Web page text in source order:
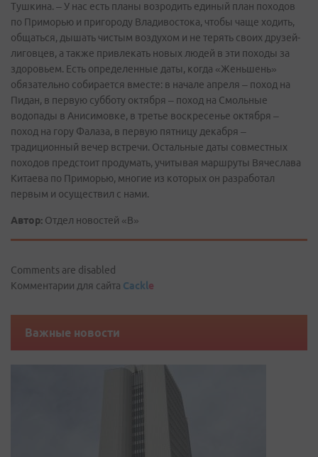
Тушкина. – У нас есть планы возродить единый план походов
по Приморью и пригороду Владивостока, чтобы чаще ходить,
общаться, дышать чистым воздухом и не терять своих друзей-
лиговцев, а также привлекать новых людей в эти походы за
здоровьем. Есть определенные даты, когда «Женьшень»
обязательно собирается вместе: в начале апреля – поход на
Пидан, в первую субботу октября – поход на Смольные
водопады в Анисимовке, в третье воскресенье октября –
поход на гору Фалаза, в первую пятницу декабря –
традиционный вечер встречи. Остальные даты совместных
походов предстоит продумать, учитывая маршруты Вячеслава
Китаева по Приморью, многие из которых он разработал
первым и осуществил с нами.
Автор: Отдел новостей «В»
Comments are disabled
Комментарии для сайта Cackle
Важные новости